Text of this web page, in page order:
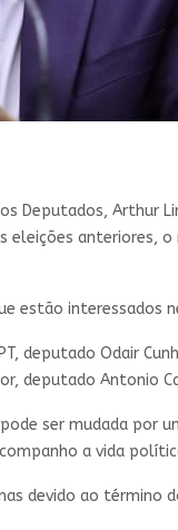
Deputados, Arthur
anteriores,
estão
deputado Odair
Antonio
ser mudada
a vida
devido ao término